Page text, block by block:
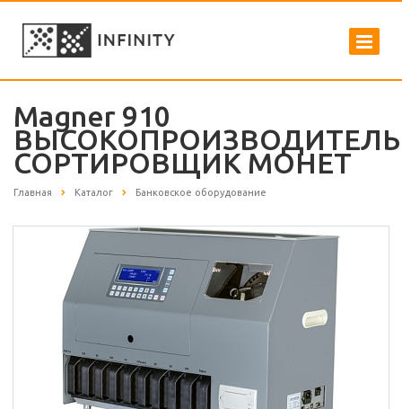
Magner 910
СОРТИРОВЩИК МОНЕТ
Главная Каталог Банковское оборудование